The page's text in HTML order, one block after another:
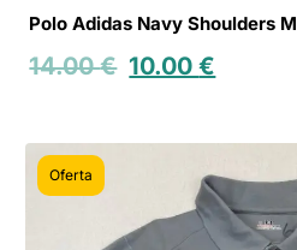
Polo Adidas Navy Shoulders M
14.00€ 10.00€
Oferta